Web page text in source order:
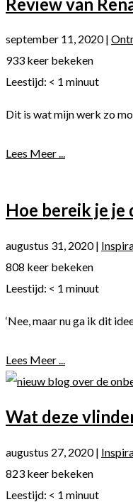
september 11, 2020|
933 keer bekeken
Leestijd: < 1 minuut
Dit is wat mijn werk zo
Lees Meer ...
Hoe bereik je je
augustus 31, 2020|
808 keer bekeken
Leestijd: < 1 minuut
‘Nee, maar nu ga ik dit
Lees Meer ...
Wat deze
augustus 27, 2020|
823 keer bekeken
Leestijd: < 1 minuut